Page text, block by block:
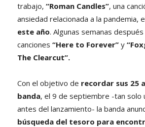
trabajo, “Roman Candles”, una
ansiedad relacionada a la pandemia,
este año. Algunas semanas
canciones “Here to Forever” y
The Clearcut”.
Con el objetivo de recordar sus 25
banda, el 9 de septiembre -tan solo
antes del lanzamiento- la banda
búsqueda del tesoro para